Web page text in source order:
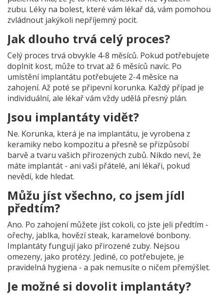
zubu. Léky na bolest, které vám lékař dá, vám pomohou
zvládnout jakýkoli nepříjemný pocit.
Jak dlouho trvá celý proces?
Celý proces trvá obvykle 4-8 měsíců. Pokud potřebujete
doplnit kost, může to trvat až 6 měsíců navíc. Po
umístění implantátu potřebujete 2-4 měsíce na
zahojení. Až poté se připevní korunka. Každý případ je
individuální, ale lékař vám vždy udělá přesný plán.
Jsou implantáty vidět?
Ne. Korunka, která je na implantátu, je vyrobena z
keramiky nebo kompozitu a přesně se přizpůsobí
barvě a tvaru vašich přirozených zubů. Nikdo neví, že
máte implantát - ani vaši přátelé, ani lékaři, pokud
nevědí, kde hledat.
Můžu jíst všechno, co jsem jídl
předtím?
Ano. Po zahojení můžete jíst cokoli, co jste jeli předtím -
ořechy, jablka, hovězí steak, karamelové bonbony.
Implantáty fungují jako přirozené zuby. Nejsou
omezeny, jako protézy. Jediné, co potřebujete, je
pravidelná hygiena - a pak nemusíte o ničem přemýšlet.
Je možné si dovolit implantáty?